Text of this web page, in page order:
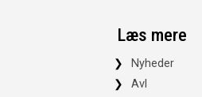
Læs mere
Nyheder
Avl